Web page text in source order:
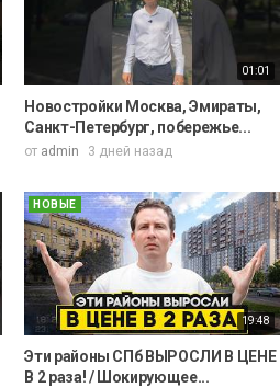
01:01
Новостройки Москва, Эмираты,
Санкт-Петербург, побережье...
от admin 3 дней назад
19:48
НОВЫЕ
Эти районы СПб ВЫРОСЛИ В ЦЕНЕ
В 2 раза! / Шокирующее...